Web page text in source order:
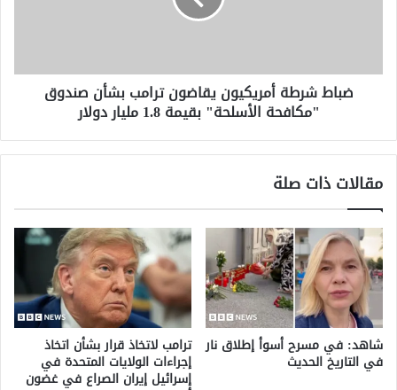
الأسلحة"
بقيمة
دولار
ضباط شرطة أمريكيون يقاضون ترامب بشأن صندوق
"مكافحة الأسلحة" بقيمة 1.8 مليار دولار
مقالات ذات صلة
شاهد: في مسرح أسوأ إطلاق نار
في التاريخ الحديث
ترامب لاتخاذ قرار بشأن اتخاذ
إجراءات الولايات المتحدة في
إسرائيل إيران الصراع في غضون